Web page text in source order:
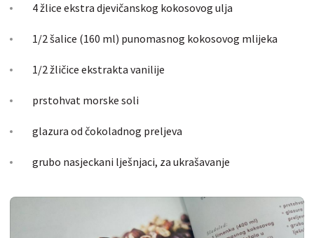
4 žlice ekstra djevičanskog kokosovog ulja
1/2 šalice (160 ml) punomasnog kokosovog mlijeka
1/2 žličice ekstrakta vanilije
prstohvat morske soli
glazura od čokoladnog preljeva
grubo nasjeckani lješnjaci, za ukrašavanje